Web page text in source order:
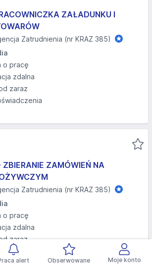
alert Obserwowane Moje konto
ZAŁADUNKU I
Zatrudnienia (nr KRAZ 385)
o pracę
zdalna
zaraz
ZBIERANIE ZAMÓWIEŃ NA
Zatrudnienia (nr KRAZ 385)
o pracę
zdalna
zaraz